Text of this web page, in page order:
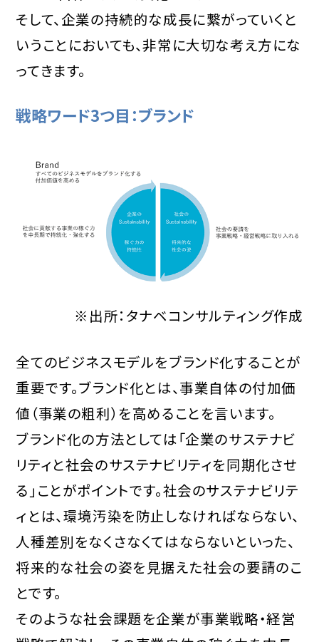
そして、企業の持続的な成長に繋がっていくと
いうことにおいても、非常に大切な考え方にな
ってきます。
戦略ワード3つ目：ブランド
※出所：タナベコンサルティング作成
全てのビジネスモデルをブランド化することが
重要です。ブランド化とは、事業自体の付加価
値（事業の粗利）を高めることを言います。
ブランド化の方法としては「企業のサステナビ
リティと社会のサステナビリティを同期化させ
る」ことがポイントです。社会のサステナビリテ
ィとは、環境汚染を防止しなければならない、
人種差別をなくさなくてはならないといった、
将来的な社会の姿を見据えた社会の要請のこ
とです。
そのような社会課題を企業が事業戦略・経営